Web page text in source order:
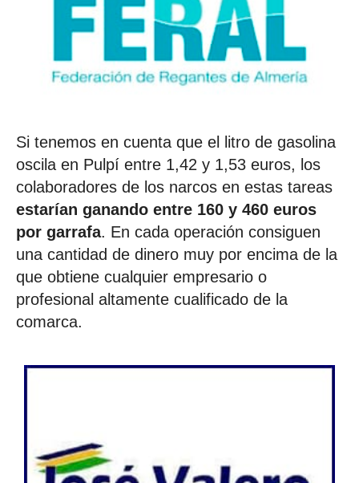
Si tenemos en cuenta que el litro de gasolina
oscila en Pulpí entre 1,42 y 1,53 euros, los
colaboradores de los narcos en estas tareas
estarían ganando entre 160 y 460 euros
por garrafa. En cada operación consiguen
una cantidad de dinero muy por encima de la
que obtiene cualquier empresario o
profesional altamente cualificado de la
comarca.